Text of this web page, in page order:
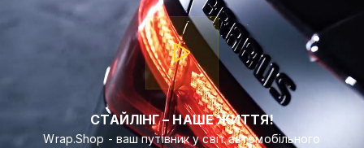
СТАЙЛІНГ – НАШЕ ЖИТТЯ!
Wrap.Shop - ваш путівник у світ автомобільного